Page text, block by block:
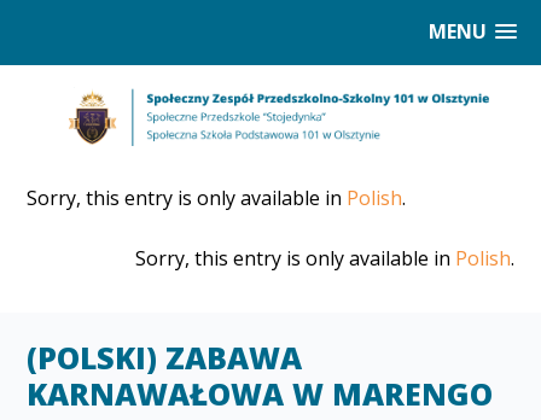
MENU
Sorry, this entry is only available in Polish.
Sorry, this entry is only available in Polish.
(POLSKI) ZABAWA
KARNAWAŁOWA W MARENGO